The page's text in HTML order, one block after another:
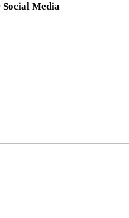
Social Media